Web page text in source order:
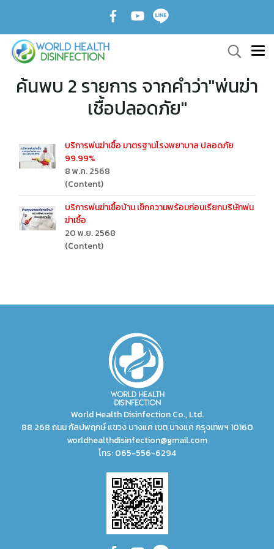
ค้นพบ 2 รายการ จากคำว่า"พ่นฆ่า
เชื้อปลอดภัย"
บริการพ่นฆ่าเชื้อ มาตรฐานโรงพยาบาล ปลอดภัย
99.99%
8 พ.ค. 2568
(Content)
บริการพ่นฆ่าเชื้อบ้าน เช็กความพร้อมก่อนเรียกบริษัทพ่น
ฆ่าเชื้อ
20 พ.ย. 2568
(Content)
World Health Disinfection Co., Ltd.
88 268 ถนน กัลปพฤกษ์ แขวง บางแค เขต บางแค กรุงเทพฯ 10160
worldhealthdisinfection@gmail.com
โทร:065-556-6294